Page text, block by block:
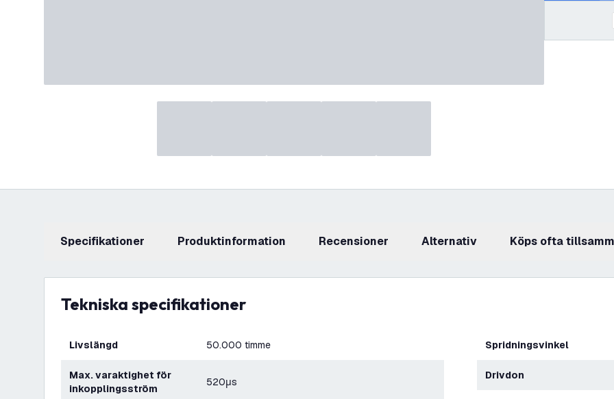
Specifikationer produktinformation recensioner Alternativ Köps ofta
Tekniska specifikationer
Livslängd 50.000 timme
Max. varaktighet för
inkopplingsström
520μs
Spridningsvinkel
Drivdon